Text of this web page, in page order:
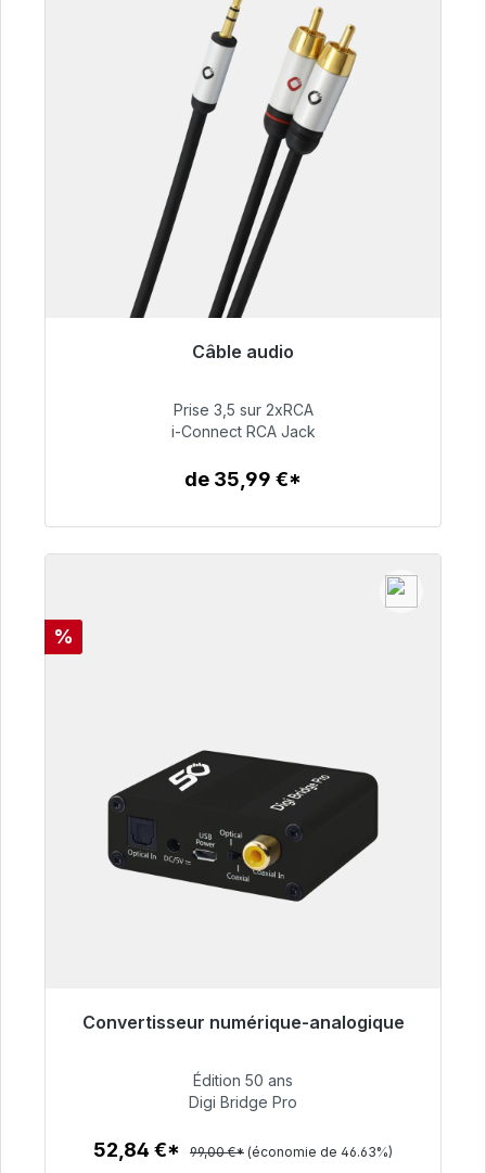
Câble audio
51,99 €
Prise 3,5 sur 2xRCA
i-Connect RCA Jack
de 35,99 €*
Réduction
%
Convertisseur numérique-analogique
52,84 €
Édition 50 ans
Digi Bridge Pro
52,84 €* 99,00 €* (économie de 46.63%)